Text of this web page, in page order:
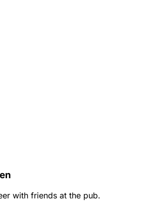
with friends at the pub.